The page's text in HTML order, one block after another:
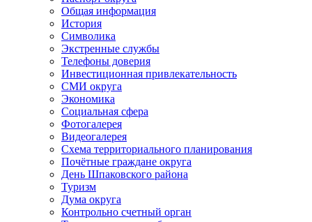
Общая информация
История
Символика
Экстренные службы
Телефоны доверия
Инвестиционная привлекательность
СМИ округа
Экономика
Социальная сфера
Фотогалерея
Видеогалерея
Схема территориального планирования
Почётные граждане округа
День Шпаковского района
Туризм
Дума округа
Контрольно счетный орган